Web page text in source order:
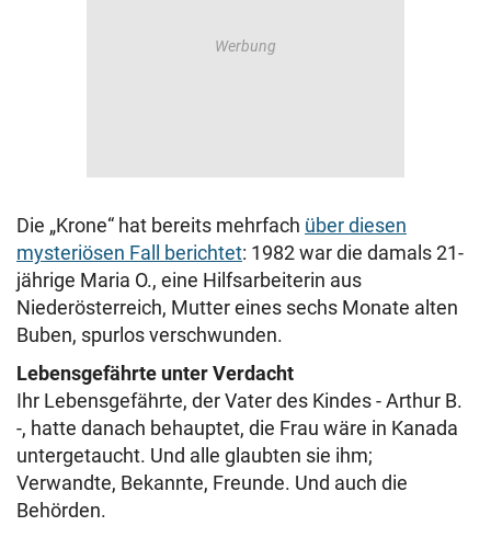
Die „Krone“ hat bereits mehrfach über diesen
mysteriösen Fall berichtet: 1982 war die damals 21-
jährige Maria O., eine Hilfsarbeiterin aus
Niederösterreich, Mutter eines sechs Monate alten
Buben, spurlos verschwunden.
Lebensgefährte unter Verdacht
Ihr Lebensgefährte, der Vater des Kindes - Arthur B.
-, hatte danach behauptet, die Frau wäre in Kanada
untergetaucht. Und alle glaubten sie ihm;
Verwandte, Bekannte, Freunde. Und auch die
Behörden.